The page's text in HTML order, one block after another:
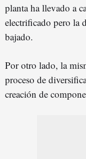
planta ha llevado a
electrificado pero la
bajado.
Por otro lado, la
proceso de
creación de